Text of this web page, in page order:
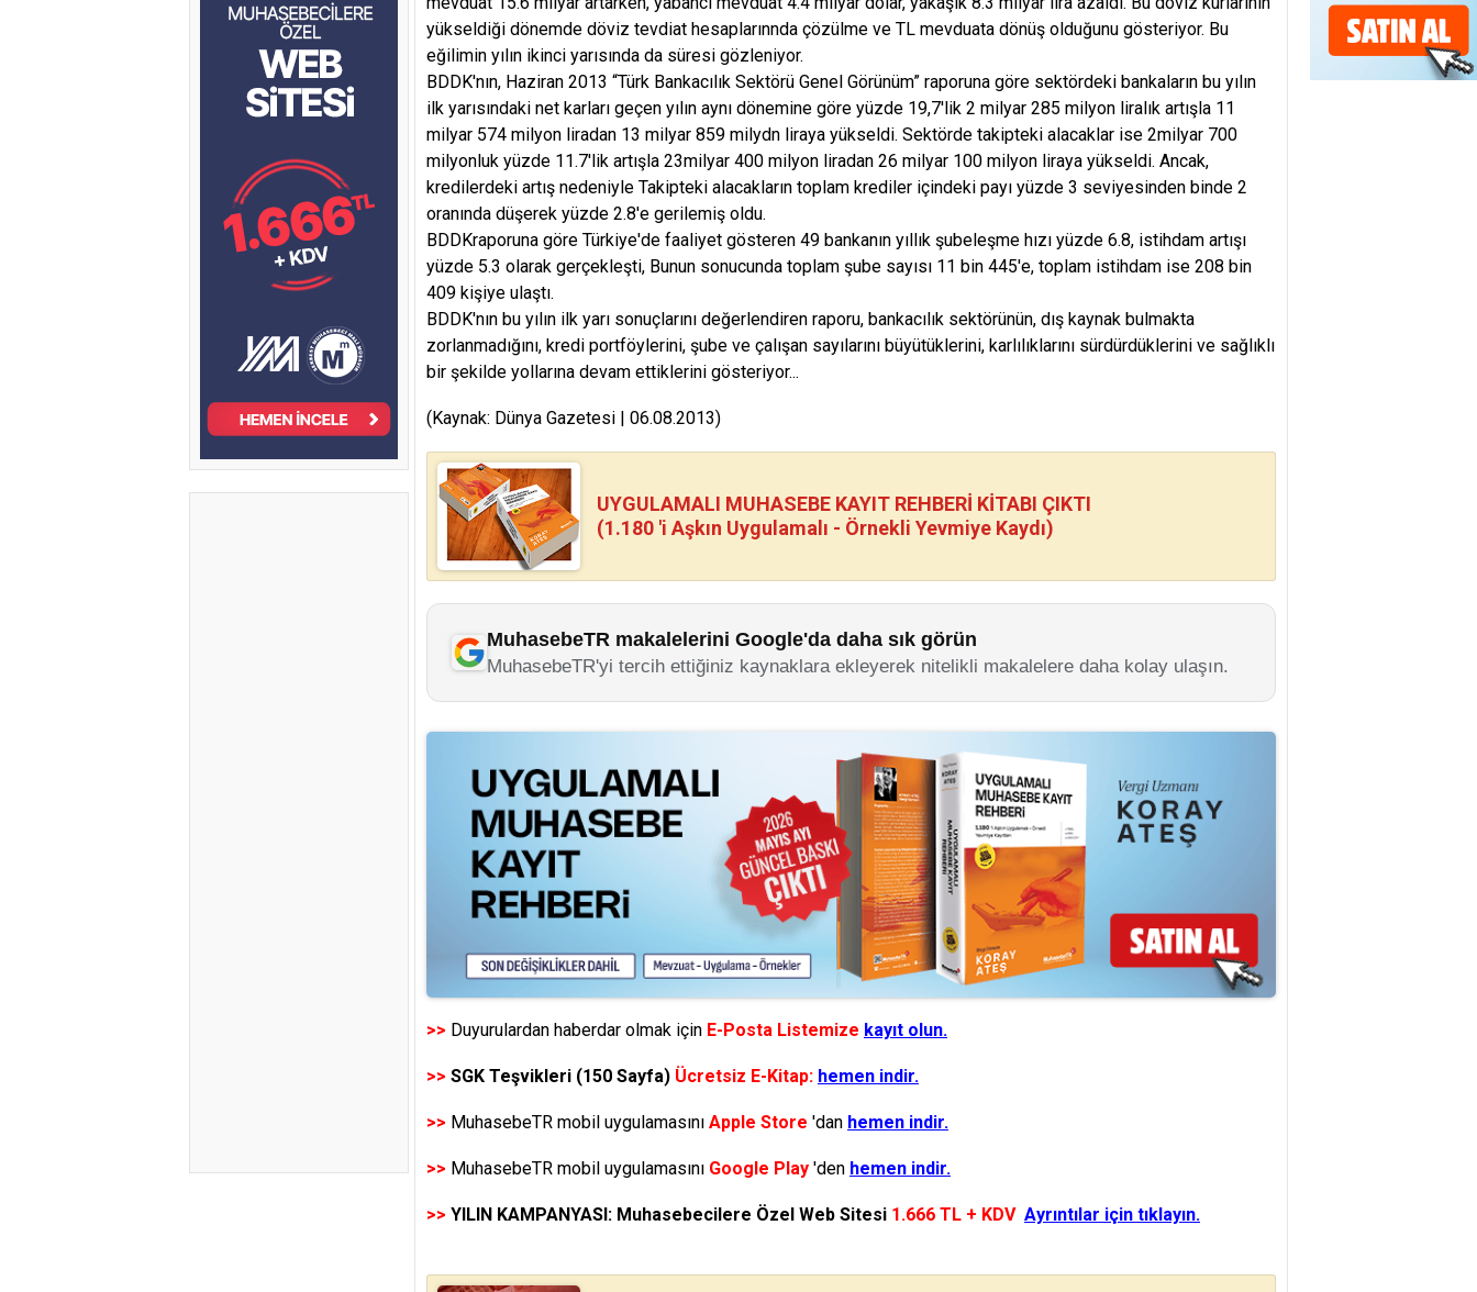
yükseldiği dönemde döviz tevdiat hesaplarınnda çözülme ve TL mevduata dönüş olduğunu gösteriyor. Bu
eğilimin yılın ikinci yarısında da süresi gözleniyor.
BDDK'nın, Haziran 2013 “Türk Bankacılık Sektörü Genel Görünüm” raporuna göre sektördeki bankaların bu yılın
ilk yarısındaki net karları geçen yılın aynı dönemine göre yüzde 19,7'lik 2 milyar 285 milyon liralık artışla 11
milyar 574 milyon liradan 13 milyar 859 milydn liraya yükseldi. Sektörde takipteki alacaklar ise 2milyar 700
milyonluk yüzde 11.7'lik artışla 23milyar 400 milyon liradan 26 milyar 100 milyon liraya yükseldi. Ancak,
kredilerdeki artış nedeniyle Takipteki alacakların toplam krediler içindeki payı yüzde 3 seviyesinden binde 2
oranında düşerek yüzde 2.8'e gerilemiş oldu.
BDDKraporuna göre Türkiye'de faaliyet gösteren 49 bankanın yıllık şubeleşme hızı yüzde 6.8, istihdam artışı
yüzde 5.3 olarak gerçekleşti, Bunun sonucunda toplam şube sayısı 11 bin 445'e, toplam istihdam ise 208 bin
409 kişiye ulaştı.
BDDK'nın bu yılın ilk yarı sonuçlarını değerlendiren raporu, bankacılık sektörünün, dış kaynak bulmakta
zorlanmadığını, kredi portföylerini, şube ve çalışan sayılarını büyütüklerini, karlılıklarını sürdürdüklerini ve sağlıklı
bir şekilde yollarına devam ettiklerini gösteriyor...
(Kaynak: Dünya Gazetesi | 06.08.2013)
UYGULAMALI MUHASEBE KAYIT REHBERİ KİTABI ÇIKTI
(1.180 'i Aşkın Uygulamalı - Örnekli Yevmiye Kaydı)
MuhasebeTR makalelerini Google'da daha sık görün
MuhasebeTR'yi tercih ettiğiniz kaynaklara ekleyerek nitelikli makalelere daha kolay ulaşın.
>> Duyurulardan haberdar olmak için E-Posta Listemize kayıt olun.
>> SGK Teşvikleri (150 Sayfa) Ücretsiz E-Kitap: hemen indir.
>> MuhasebeTR mobil uygulamasını Apple Store 'dan hemen indir.
>> MuhasebeTR mobil uygulamasını Google Play 'den hemen indir.
>> YILIN KAMPANYASI: Muhasebecilere Özel Web Sitesi 1.666 TL + KDV Ayrıntılar için tıklayın.